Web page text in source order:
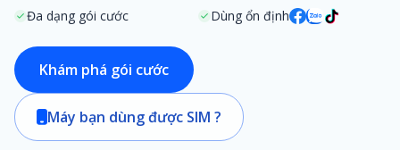
Đa dạng gói cước
Dùng ổn định
Khám phá gói cước
Máy bạn dùng được SIM ?